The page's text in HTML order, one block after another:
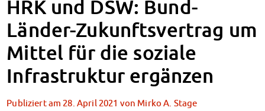
BAföG-Sprechstunden
Kredite & Stipendien
AnsprechpartnerInnen
Mensen & Cafeterien
Heute in unseren Mensen
Klimabewusst essen
HRK und DSW: Bund-
Länder-Zukunftsvertrag um
Mittel für die soziale
Infrastruktur ergänzen
Publiziert am 28. April 2021 von Mirko A. Stage